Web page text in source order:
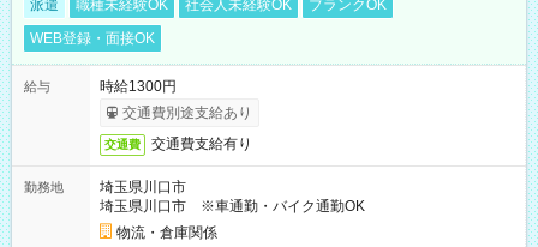
派遣 職種未経験OK 社会人未経験OK
ブランクOK
WEB登録・面接OK
給与
時給1300円
交通費別途支給あり
交通費 交通費支給有り
勤務地
埼玉県川口市
埼玉県川口市 ※車通勤・バイク通勤OK
物流・倉庫関係